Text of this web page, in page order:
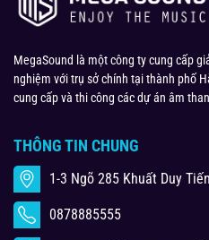
MegaSound là một công ty cung cấp
nghiệm với trụ sở chính tại thành phố
cung cấp và thi công các dự án âm
THÔNG TIN CHUNG
1-3 Ngõ 285 Khuất Duy
0878885555